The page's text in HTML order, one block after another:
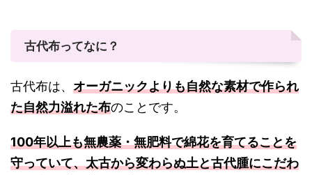
古代布ってなに？
古代布は、 オーガニックよりも自然な素材で作られ
た自然力溢れた布のことです。
100年以上も無農薬・無肥料で綿花を育てることを
守っていて、太古から変わらぬ土と古代腫にこだわ